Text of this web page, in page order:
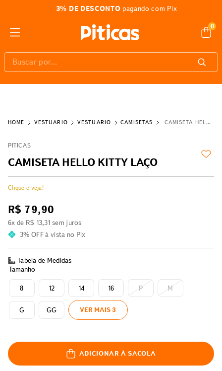
3% DE DESCONTO pagando com Pix
0
Buscar por...
VESTUÁRIO VESTUÁRIO CAMISETAS CAMISETA HELLO KITTY LAÇO
PITICAS
CAMISETA HELLO KITTY LAÇO
Clique e veja!
R$ 79,90
6x de R$ 13,31 sem juros
3% OFFà vista no Pix
Tabela de Medidas
Tamanho
16 P
G
M
GG
14
8 12
VER MAIS 3
ADICIONAR À SACOLA